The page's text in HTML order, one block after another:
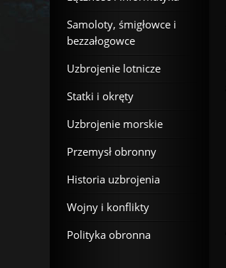
Samoloty, śmigłowce i
bezzałogowce
Uzbrojenie lotnicze
Statki i okręty
Uzbrojenie morskie
Przemysł obronny
Historia uzbrojenia
Wojny i konflikty
Polityka obronna